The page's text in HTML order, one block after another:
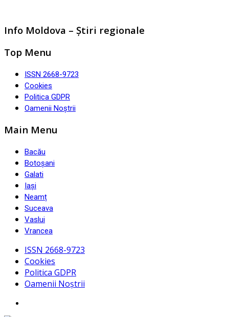
Info Moldova – Știri regionale
Top Menu
ISSN 2668-9723
Cookies
Politica GDPR
Oamenii Noștrii
Main Menu
Bacău
Botoșani
Galati
Iași
Neamț
Suceava
Vaslui
Vrancea
ISSN 2668-9723
Cookies
Politica GDPR
Oamenii Noștrii